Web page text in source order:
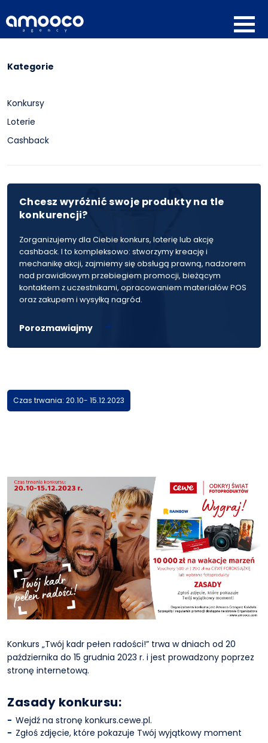
Kategorie
Konkursy
Loterie
Cashback
Chcesz wyróżnić swoje produkty na tle
konkurencji?
Zorganizujemy dla Ciebie konkurs, loterię lub akcję
cashback. I to kompleksowo: stworzymy kreację i
mechanikę akcji, zajmiemy się obsługą prawną, nadzorem
nad prawidłowym przebiegiem promocji, bieżącym
kontaktem z uczestnikami, opracowaniem materiałów POS
oraz zakupem i wysyłką nagród.
Porozmawiajmy
Czas trwania: 20.10- 15.12.2023
Konkurs „Twój kadr pełen radości!” trwa w dniach od 20
października do 15 grudnia 2023 r. i jest prowadzony poprzez
stronę internetową.
Zasady konkursu:
Wejdź na stronę konkurs.cewe.pl.
Zgłoś zdjęcie, które pokazuje Twój wyjątkowy moment